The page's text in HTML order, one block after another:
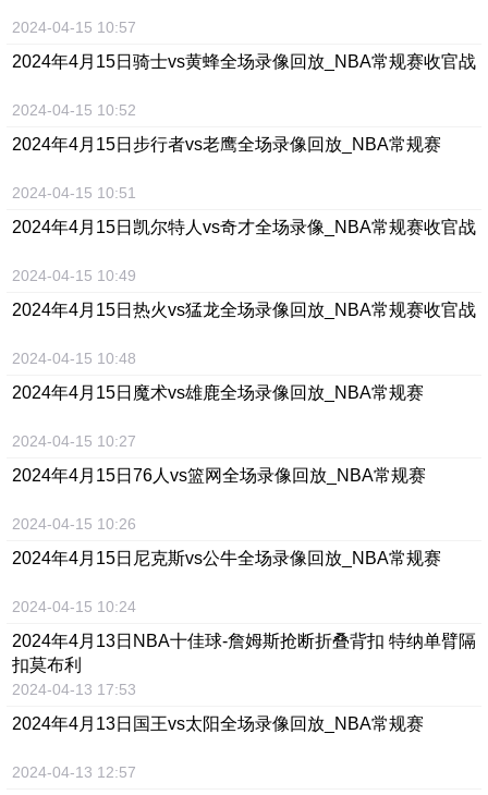
2024-04-15 10:57
2024年4月15日骑士vs黄蜂全场录像回放_NBA常规赛收官战
2024-04-15 10:52
2024年4月15日步行者vs老鹰全场录像回放_NBA常规赛
2024-04-15 10:51
2024年4月15日凯尔特人vs奇才全场录像_NBA常规赛收官战
2024-04-15 10:49
2024年4月15日热火vs猛龙全场录像回放_NBA常规赛收官战
2024-04-15 10:48
2024年4月15日魔术vs雄鹿全场录像回放_NBA常规赛
2024-04-15 10:27
2024年4月15日76人vs篮网全场录像回放_NBA常规赛
2024-04-15 10:26
2024年4月15日尼克斯vs公牛全场录像回放_NBA常规赛
2024-04-15 10:24
2024年4月13日NBA十佳球-詹姆斯抢断折叠背扣 特纳单臂隔
扣莫布利
2024-04-13 17:53
2024年4月13日国王vs太阳全场录像回放_NBA常规赛
2024-04-13 12:57